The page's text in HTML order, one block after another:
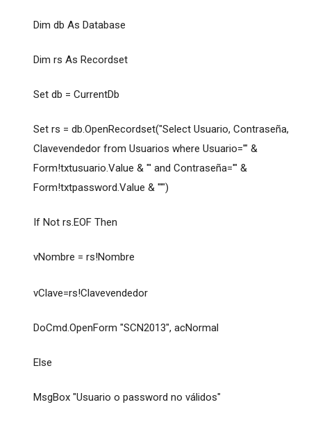
Dim db As Database
Dim rs As Recordset
Set db = CurrentDb
Set rs = db.OpenRecordset("Select Usuario, Contraseña,
Clavevendedor from Usuarios where Usuario='" &
Form!txtusuario.Value & "' and Contraseña='" &
Form!txtpassword.Value & "'")
If Not rs.EOF Then
vNombre = rs!Nombre
vClave=rs!Clavevendedor
DoCmd.OpenForm "SCN2013", acNormal
Else
MsgBox "Usuario o password no válidos"